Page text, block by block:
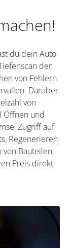
du dein Auto
der
von Fehlern
Darüber
von
Öffnen und
Zugriff auf
Regenerieren
Bauteilen.
Preis direkt